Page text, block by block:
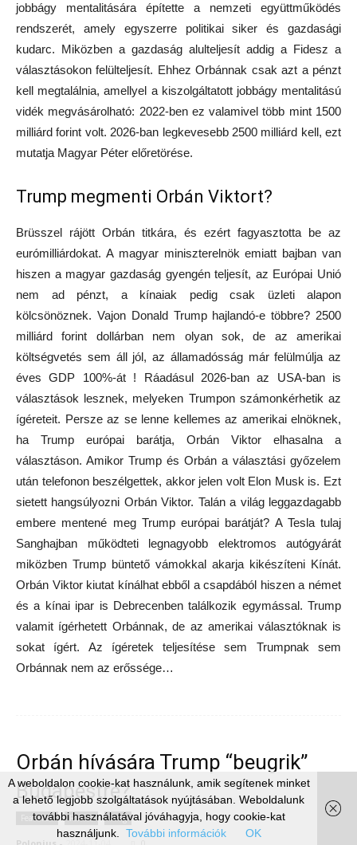
jobbágy mentalitására építette a nemzeti együttműködés
rendszerét, amely egyszerre politikai siker és gazdasági
kudarc. Miközben a gazdaság alulteljesít addig a Fidesz a
választásokon felülteljesít. Ehhez Orbánnak csak azt a pénzt
kell megtalálnia, amellyel a kiszolgáltatott jobbágy mentalitású
vidék megvásárolható: 2022-ben ez valamivel több mint 1500
milliárd forint volt. 2026-ban legkevesebb 2500 milliárd kell, ezt
mutatja Magyar Péter előretörése.
Trump megmenti Orbán Viktort?
Brüsszel rájött Orbán titkára, és ezért fagyasztotta be az
eurómilliárdokat. A magyar miniszterelnök emiatt bajban van
hiszen a magyar gazdaság gyengén teljesít, az Európai Unió
nem ad pénzt, a kínaiak pedig csak üzleti alapon
kölcsönöznek. Vajon Donald Trump hajlandó-e többre? 2500
milliárd forint dollárban nem olyan sok, de az amerikai
költségvetés sem áll jól, az államadósság már felülmúlja az
éves GDP 100%-át ! Ráadásul 2026-ban az USA-ban is
választások lesznek, melyeken Trumpon számonkérhetik az
ígéreteit. Persze az se lenne kellemes az amerikai elnöknek,
ha Trump európai barátja, Orbán Viktor elhasalna a
választáson. Amikor Trump és Orbán a választási győzelem
után telefonon beszélgettek, akkor jelen volt Elon Musk is. Ezt
sietett hangsúlyozni Orbán Viktor. Talán a világ leggazdagabb
embere mentené meg Trump európai barátját? A Tesla tulaj
Sanghajban működteti legnagyobb elektromos autógyárát
miközben Trump büntető vámokkal akarja kikészíteni Kínát.
Orbán Viktor kiutat kínálhat ebből a csapdából hiszen a német
és a kínai ipar is Debrecenben találkozik egymással. Trump
valamit ígérhetett Orbánnak, de az amerikai választóknak is
sokat ígért. Az ígéretek teljesítése sem Trumpnak sem
Orbánnak nem az erőssége…
Orbán hívására Trump “beugrik”
Budapestre?
Featured Fontos Világ
A weboldalon cookie-kat használunk, amik segítenek minket
a lehető legjobb szolgáltatások nyújtásában. Weboldalunk
további használatával jóváhagyja, hogy cookie-kat
használjunk.
További információk OK